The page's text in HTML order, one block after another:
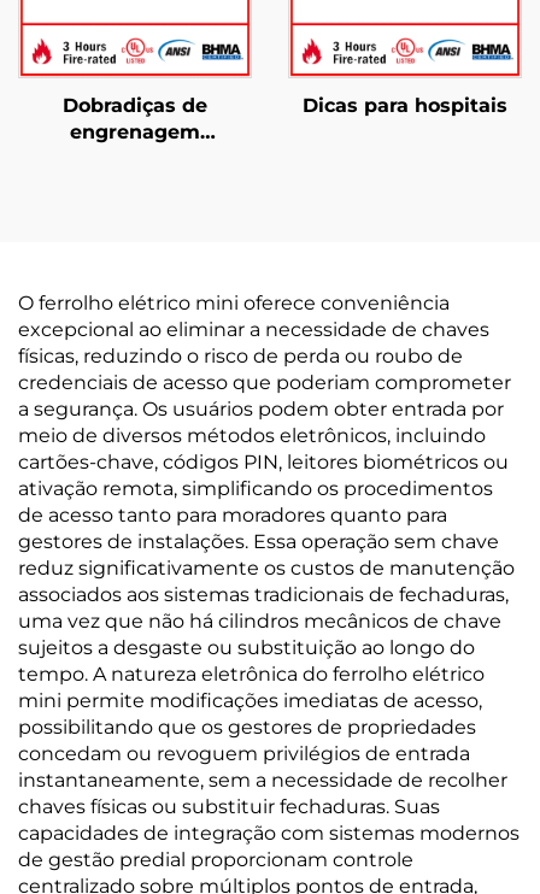
Dobradiças de
engrenagem
Dicas para hospitais
O ferrolho elétrico mini oferece conveniência
excepcional ao eliminar a necessidade de chaves
físicas, reduzindo o risco de perda ou roubo de
credenciais de acesso que poderiam comprometer
a segurança. Os usuários podem obter entrada por
meio de diversos métodos eletrônicos, incluindo
cartões-chave, códigos PIN, leitores biométricos ou
ativação remota, simplificando os procedimentos
de acesso tanto para moradores quanto para
gestores de instalações. Essa operação sem chave
reduz significativamente os custos de manutenção
associados aos sistemas tradicionais de fechaduras,
uma vez que não há cilindros mecânicos de chave
sujeitos a desgaste ou substituição ao longo do
tempo. A natureza eletrônica do ferrolho elétrico
mini permite modificações imediatas de acesso,
possibilitando que os gestores de propriedades
concedam ou revoguem privilégios de entrada
instantaneamente, sem a necessidade de recolher
chaves físicas ou substituir fechaduras. Suas
capacidades de integração com sistemas modernos
de gestão predial proporcionam controle
centralizado sobre múltiplos pontos de entrada,